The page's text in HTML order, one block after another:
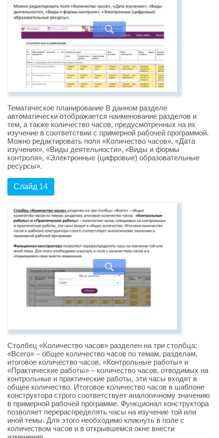
Тематическое планирование В данном разделе
автоматически отображается наименование разделов и
тем, а также количество часов, предусмотренных на их
изучение в соответствии с примерной рабочей программой.
Можно редактировать поля «Количество часов», «Дата
изучения», «Виды деятельности», «Виды и формы
контроля», «Электронные (цифровые) образовательные
ресурсы».
Слайд 14
Столбец «Количество часов» разделен на три столбца:
«Всего» – общее количество часов по темам, разделам,
итоговое количество часов, «Контрольные работы» и
«Практические работы» – количество часов, отводимых на
контрольные и практические работы, эти часы входят в
общее количество. Итоговое количество часов в шаблоне
конструктора строго соответствует аналогичному значению
в примерной рабочей программе. Функционал конструктора
позволяет перераспределять часы на изучение той или
иной темы. Для этого необходимо кликнуть в поле с
количеством часов и в открывшемся окне внести